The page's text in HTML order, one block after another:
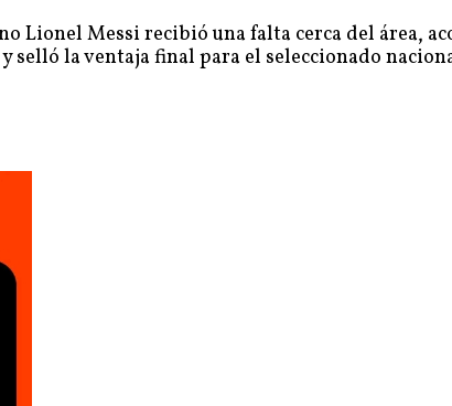
Lionel Messi recibió una falta cerca del área,
la ventaja final para el seleccionado